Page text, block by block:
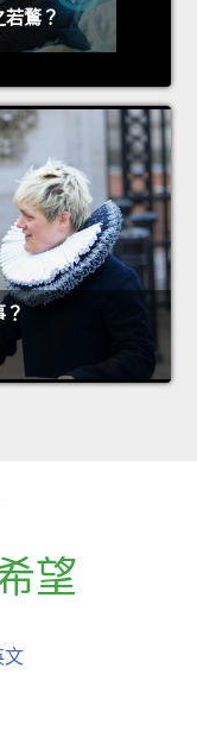
若鶩？
望
文